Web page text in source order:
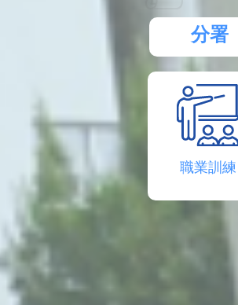
分署
職業訓練